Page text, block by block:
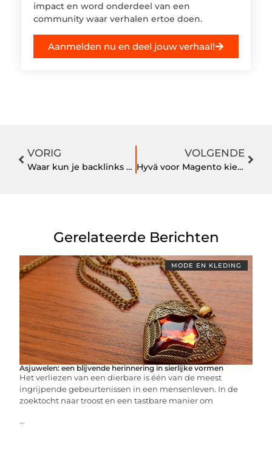
impact en word onderdeel van een
community waar verhalen ertoe doen.
Aanmelden nu en deel jouw verhaal!
VORIG
Waar kun je backlinks kopen in Nederland?
VOLGENDE
Hyvä voor Magento kiezen met een checkout audit als startpunt
Gerelateerde Berichten
MODE EN KLEDING
Asjuwelen: een blijvende herinnering in sierlijke vormen
Het verliezen van een dierbare is één van de meest
ingrijpende gebeurtenissen in een mensenleven. In de
zoektocht naar troost en een tastbare manier om
...